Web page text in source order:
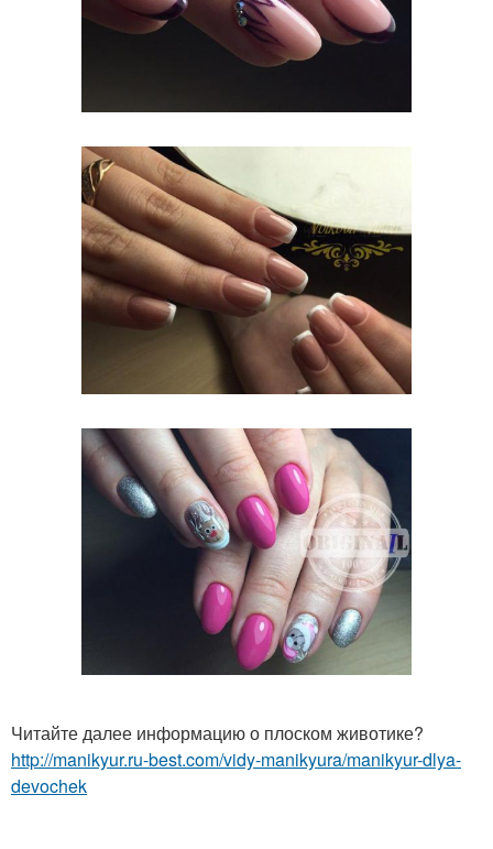
Читайте далее информацию о плоском животике?
http://manikyur.ru-best.com/vidy-manikyura/manikyur-dlya-
devochek